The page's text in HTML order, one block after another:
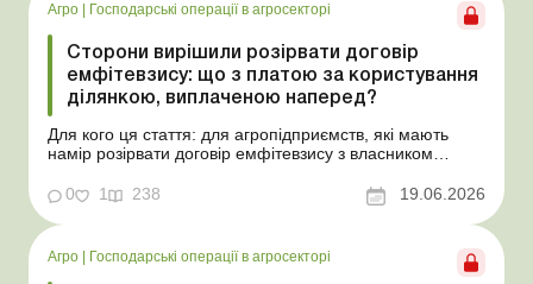
Агро Господарські операції в агросекторі
Сторони вирішили розірвати договір
емфітевзису: що з платою за користування
ділянкою, виплаченою наперед?
Для кого ця стаття: для агропідприємств, які мають
намір розірвати договір емфітевзису з власником
ситуацію тим, що плата за користування земельною
ділянкою була виплачена власнику наперед за декілька
років. У такому разі перед емфітевтом і власник...
0 1 238 19.06.2026
Агро | Господарські операції в агросекторі